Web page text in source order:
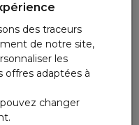
ROSSA OCEAN
de toilette
4.6
des traceurs
de notre site,
les
offres adaptées à
changer